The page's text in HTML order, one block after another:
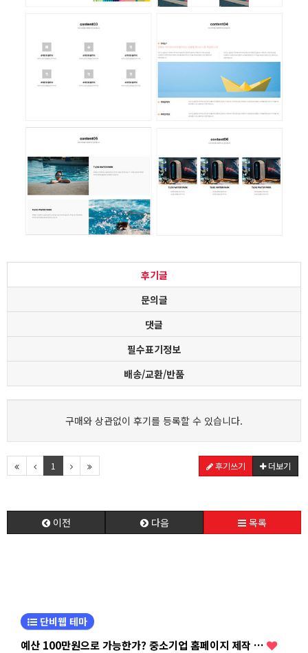
후기글
문의글
댓글
필수표기정보
배송/교환/반품
구매와 상관없이 후기를 등록할 수 있습니다.
1 후기쓰기 더보기
이전 다음 목록
단비웹 테마
예산 100만원으로 가능한가? 중소기업 홈페이지 제작 …